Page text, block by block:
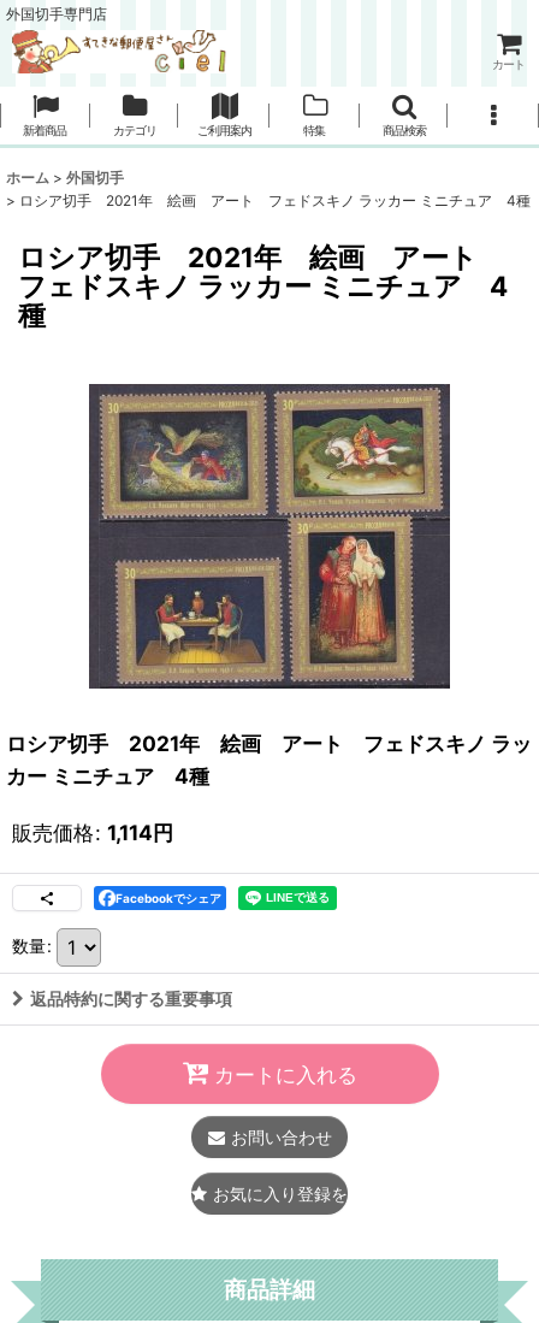
外国切手専門店
カート
新着商品 カテゴリ ご利用案内 特集 商品検索
ホーム > 外国切手
> ロシア切手 2021年 絵画 アート フェドスキノ ラッカー ミニチュア 4種
ロシア切手 2021年 絵画 アート
フェドスキノ ラッカー ミニチュア 4
種
ロシア切手 2021年 絵画 アート フェドスキノ ラッ
カー ミニチュア 4種
販売価格: 1,114円
Facebookでシェア
数量:
返品特約に関する重要事項
カートに入れる
お問い合わせ
お気に入り登録をする
商品詳細